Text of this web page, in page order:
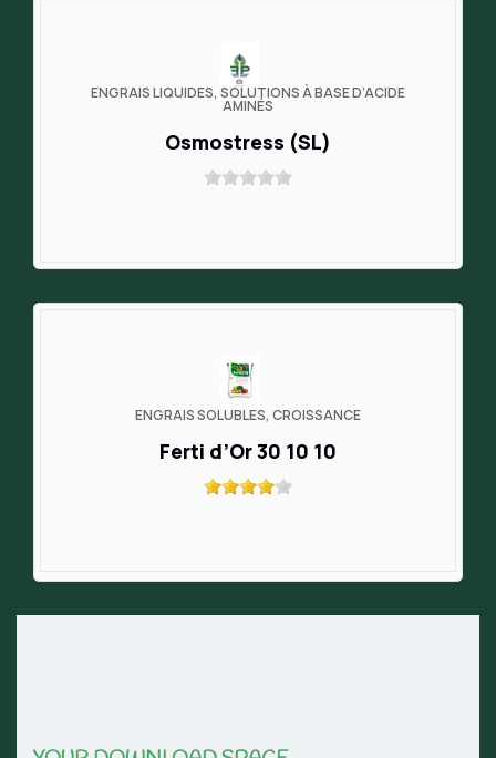
ENGRAIS LIQUIDES, SOLUTIONS À BASE D’ACIDE
AMINÉS
Osmostress (SL)
ENGRAIS SOLUBLES, CROISSANCE
Ferti d’Or 30 10 10